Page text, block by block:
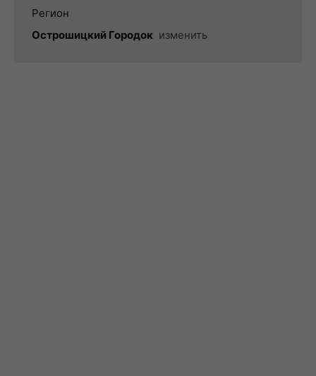
Регион
Острошицкий Городок изменить